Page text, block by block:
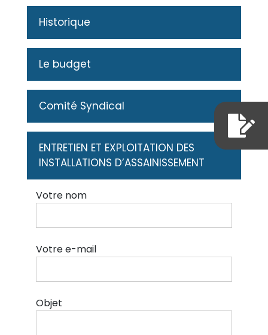
Historique
Le budget
Comité Syndical
ENTRETIEN ET EXPLOITATION DES
INSTALLATIONS D’ASSAINISSEMENT
Votre nom
Votre e-mail
Objet